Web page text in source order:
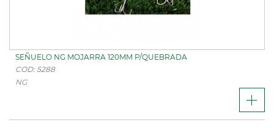
SEÑUELO NG MOJARRA 120MM P/QUEBRADA
COD: 5288
NG